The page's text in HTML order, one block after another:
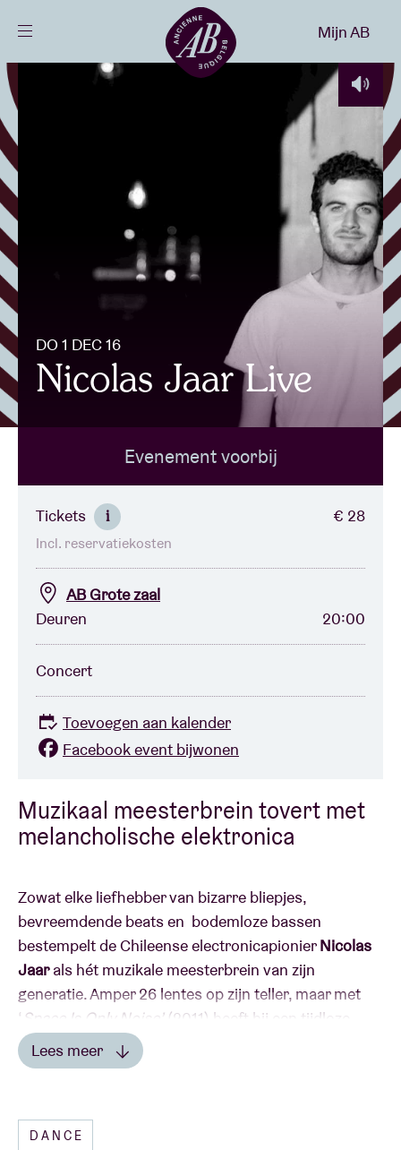
NL
Projecten
Bezoekersinfo
AB ❤ you
BRDCST
ABtv
Concertcheque
Over AB
Contact
Mijn AB
DO 1 DEC 16
Nicolas Jaar Live
Muzikaal meesterbrein tovert met
melancholische elektronica
Zowat elke liefhebber van bizarre bliepjes,
bevreemdende beats en bodemloze bassen
bestempelt de Chileense electronicapionierNicolas
Jaarals hét muzikale meesterbrein van zijn
generatie. Amper 26 lentes op zijn teller, maar met
‘ Space Is Only Noise’(2011) heeft hij een tijdloze
klassieker op zijn conto. Tel daarbij nog enkele
baanbrekende EP’s (‘
samenwerking met Dave Harrington – beter bekend
als het fenomenale Darkside – en een dozijn
Lees meer
DANCE
Evenement voorbij
Tickets i € 28
Incl. reservatiekosten
AB Grote zaal
Deuren
20:00
Concert
Toevoegen aan kalender
Facebook event bijwonen